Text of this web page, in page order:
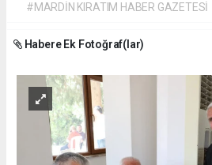
#MARDİN KIRATIM HABER GAZETESİ
Habere Ek Fotoğraf(lar)